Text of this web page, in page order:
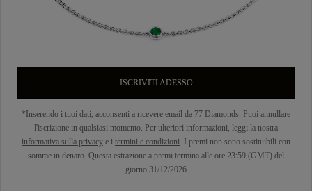
ISCRIVITI ADESSO
*Inserendo i tuoi dati, acconsenti a ricevere email da 77 Diamonds. Puoi annullare
l'iscrizione in qualsiasi momento. Per ulteriori informazioni, leggi la nostra
informativa sulla privacy e i termini e condizioni. I premi non sono sostituibili con
somme in denaro. Questa estrazione a premi termina alle ore 23:59 (GMT) del
giorno 31/12/2026